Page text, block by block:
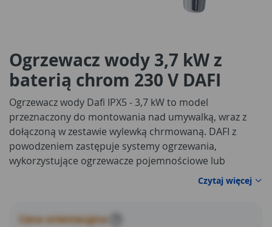
Ogrzewacz wody 3,7 kW z
baterią chrom 230 V DAFI
Ogrzewacz wody Dafi IPX5 - 3,7 kW to model
przeznaczony do montowania nad umywalką, wraz z
dołączoną w zestawie wylewką chrmowaną. DAFI z
powodzeniem zastępuje systemy ogrzewania,
wykorzystujące ogrzewacze pojemnościowe lub
przepływowe o znacznie większych wymiarach iCzytaj więcej
Cena orientacyjna